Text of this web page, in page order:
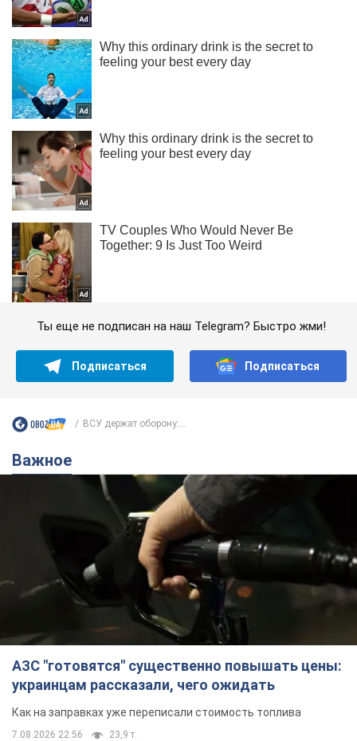
Ты еще не подписан на наш Telegram? Быстро жми!
Подписаться Подписаться
ВСУ держат оборону:...
Важное
АЗС "готовятся" существенно повышать цены:
украинцам рассказали, чего ожидать
Как на заправках уже переписали стоимость топлива
7.08.2026 22:56 23,9 т.